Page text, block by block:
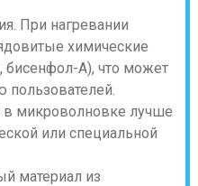
При нагревании
химические
бисенфол-А), что может
пользователей.
в микроволновке лучше
или специальной
материал из